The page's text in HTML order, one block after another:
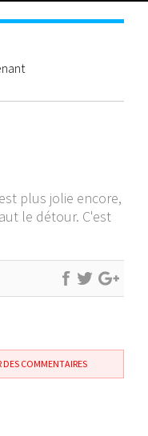
plus jolie encore,
le détour. C'est
DES COMMENTAIRES